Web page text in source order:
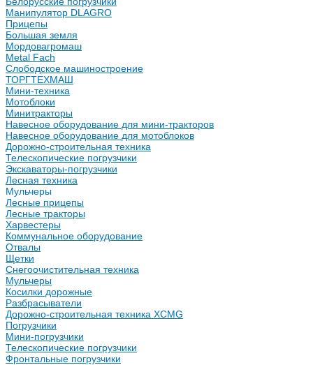
Манипулятор DLAGRO
Прицепы
Большая земля
Мордовагромаш
Metal Fach
Слободское машиностроение
ТОРГТЕХМАШ
Мини-техника
Мотоблоки
Минитракторы
Навесное оборудование для мини-тракторов
Навесное оборудование для мотоблоков
Дорожно-строительная техника
Телескопические погрузчики
Экскаваторы-погрузчики
Лесная техника
Мульчеры
Лесные прицепы
Лесные тракторы
Харвестеры
Коммунальное оборудование
Отвалы
Щетки
Снегоочистительная техника
Мульчеры
Косилки дорожные
Разбрасыватели
Дорожно-строительная техника XCMG
Погрузчики
Мини-погрузчики
Телескопические погрузчики
Фронтальные погрузчики